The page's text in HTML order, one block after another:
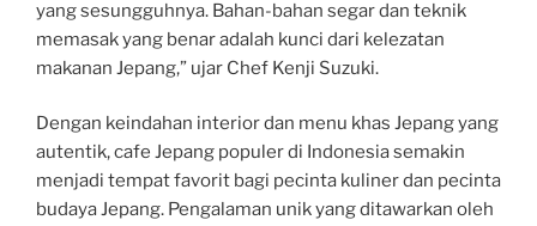
yang sesungguhnya. Bahan-bahan segar dan teknik
memasak yang benar adalah kunci dari kelezatan
makanan Jepang,” ujar Chef Kenji Suzuki.
Dengan keindahan interior dan menu khas Jepang yang
autentik, cafe Jepang populer di Indonesia semakin
menjadi tempat favorit bagi pecinta kuliner dan pecinta
budaya Jepang. Pengalaman unik yang ditawarkan oleh